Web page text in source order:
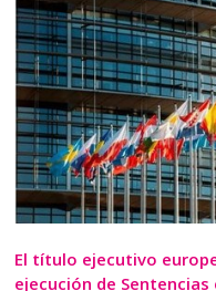
El título ejecutivo
ejecución de